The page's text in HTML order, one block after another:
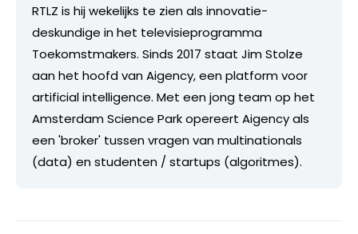
RTLZ is hij wekelijks te zien als innovatie-
deskundige in het televisieprogramma
Toekomstmakers. Sinds 2017 staat Jim Stolze
aan het hoofd van Aigency, een platform voor
artificial intelligence. Met een jong team op het
Amsterdam Science Park opereert Aigency als
een 'broker' tussen vragen van multinationals
(data) en studenten / startups (algoritmes).